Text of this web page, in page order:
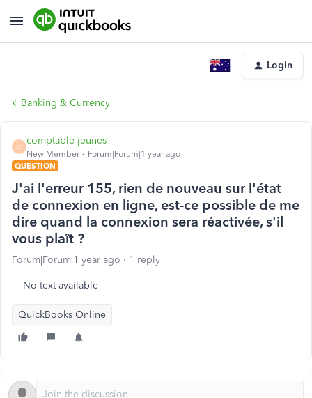
Login
Banking & Currency
C
comptable-jeunes
New Member
Forum|Forum|1 year ago
QUESTION
J'ai l'erreur 155, rien de nouveau sur l'état
de connexion en ligne, est-ce possible de me
dire quand la connexion sera réactivée, s'il
vous plaît ?
Forum|Forum|1 year ago 1 reply
No text available
QuickBooks Online